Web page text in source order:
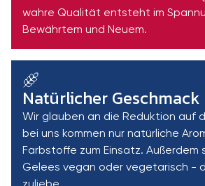
wahre Qualität entsteht im
Bewährtem und Neuem.
Natürlicher Geschmack
Wir glauben an die Reduktion auf
bei uns kommen nur natürliche
Farbstoffe zum Einsatz. Außerdem
Gelees vegan oder vegetarisch -